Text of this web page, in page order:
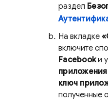
раздел
На вкладке
включите
Facebookи
ключ
полученные